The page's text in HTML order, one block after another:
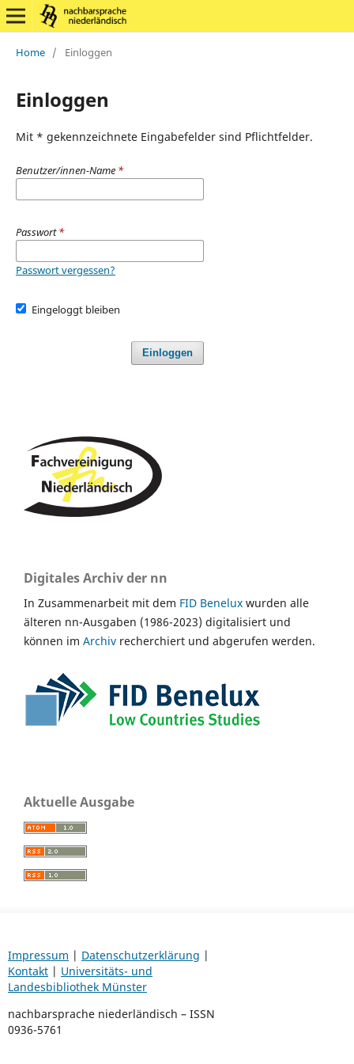
Home / Einloggen
Einloggen
Mit * gekennzeichnete Eingabefelder sind Pflichtfelder.
Benutzer/innen-Name *
Passwort*
Passwort vergessen?
Eingeloggt bleiben
Einloggen
Digitales Archiv der nn
In Zusammenarbeit mit dem FID Benelux wurden alle
älteren nn-Ausgaben (1986-2023) digitalisiert und
können im Archiv recherchiert und abgerufen werden.
Aktuelle Ausgabe
Impressum | Datenschutzerklärung |
Kontakt| Universitäts- und
Landesbibliothek Münster
nachbarsprache niederländisch – ISSN
0936-5761